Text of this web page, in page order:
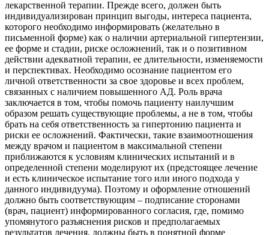
лекарственной терапии. Прежде всего, должен быть
индивидуализирован принцип выгоды, интереса пациента,
которого необходимо информировать (желательно в
письменной форме) как о наличии артериальной гипертензии,
ее форме и стадии, риске осложнений, так и о позитивном
действии адекватной терапии, ее длительности, изменяемости
и перспективах. Необходимо осознание пациентом его
личной ответственности за свое здоровье и всех проблем,
связанных с наличием повышенного АД. Роль врача
заключается в том, чтобы помочь пациенту наилучшим
образом решать существующие проблемы, а не в том, чтобы
брать на себя ответственность за гипертонию пациента и
риски ее осложнений. Фактически, такие взаимоотношения
между врачом и пациентом в максимальной степени
приближаются к условиям клинических испытаний и в
определенной степени моделируют их (предстоящее лечение
и есть клиническое испытание того или иного подхода у
данного индивидуума). Поэтому и оформление отношений
должно быть соответствующим – подписание сторонами
(врач, пациент) информированного согласия, где, помимо
упомянутого разъяснения рисков и предполагаемых
результатов лечения, должны быть в понятной форме